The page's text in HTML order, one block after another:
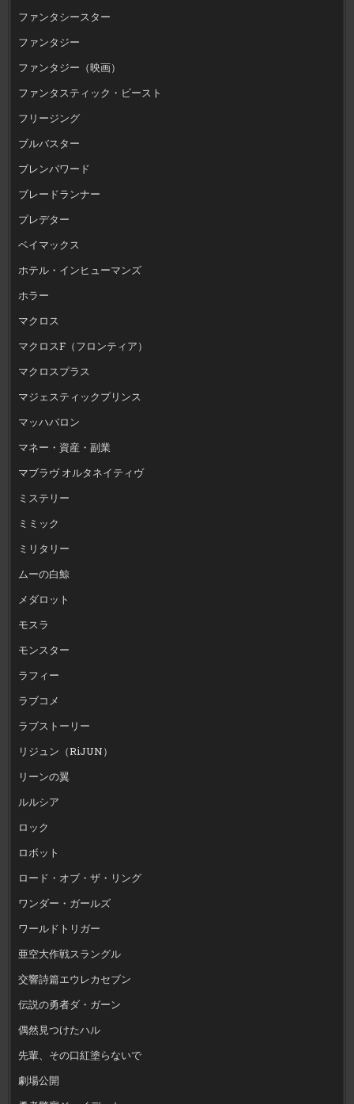
ファンタシースター
ファンタジー
ファンタジー（映画）
ファンタスティック・ビースト
フリージング
ブルバスター
ブレンパワード
ブレードランナー
プレデター
ベイマックス
ホテル・インヒューマンズ
ホラー
マクロス
マクロスF（フロンティア）
マクロスプラス
マジェスティックプリンス
マッハバロン
マネー・資産・副業
マブラヴ オルタネイティヴ
ミステリー
ミミック
ミリタリー
ムーの白鯨
メダロット
モスラ
モンスター
ラフィー
ラブコメ
ラブストーリー
リジュン（RiJUN）
リーンの翼
ルルシア
ロック
ロボット
ロード・オブ・ザ・リング
ワンダー・ガールズ
ワールドトリガー
亜空大作戦スラングル
交響詩篇エウレカセブン
伝説の勇者ダ・ガーン
偶然見つけたハル
先輩、その口紅塗らないで
劇場公開